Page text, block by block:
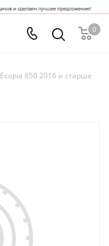
0
Ecopia 850 2016 и старше